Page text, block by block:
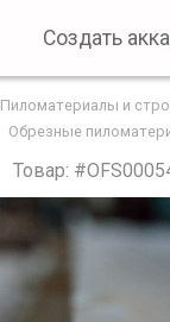
Создать
Пиломатериалы и
Обрезные
Товар: #